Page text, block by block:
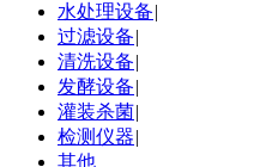
水处理设备|
过滤设备|
清洗设备|
发酵设备|
灌装杀菌|
检测仪器|
其他